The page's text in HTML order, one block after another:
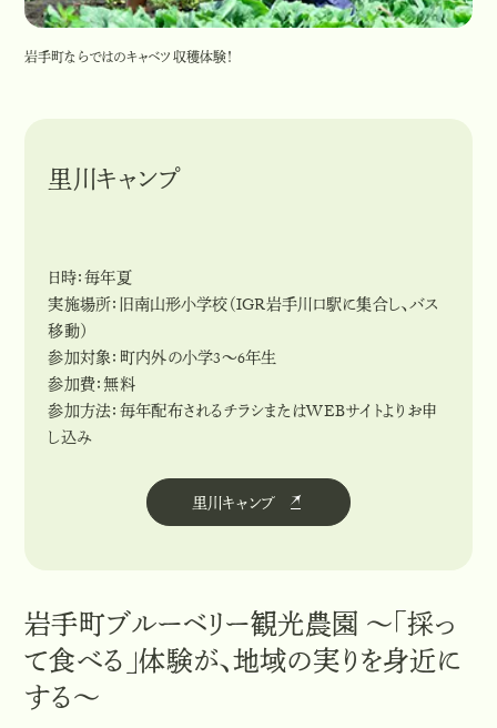
岩手町ならではのキャベツ収穫体験！
里川キャンプ
日時：毎年夏
実施場所：旧南山形小学校（IGR岩手川口駅に集合し、バス
移動）
参加対象：町内外の小学3〜6年生
参加費：無料
参加方法：毎年配布されるチラシまたはWEBサイトよりお申
し込み
里川キャンプ
里川キャンプ
岩手町ブルーベリー観光農園 ～「採っ
て食べる」体験が、地域の実りを身近に
する～